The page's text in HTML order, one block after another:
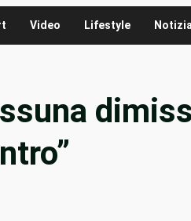
Video Lifestyle